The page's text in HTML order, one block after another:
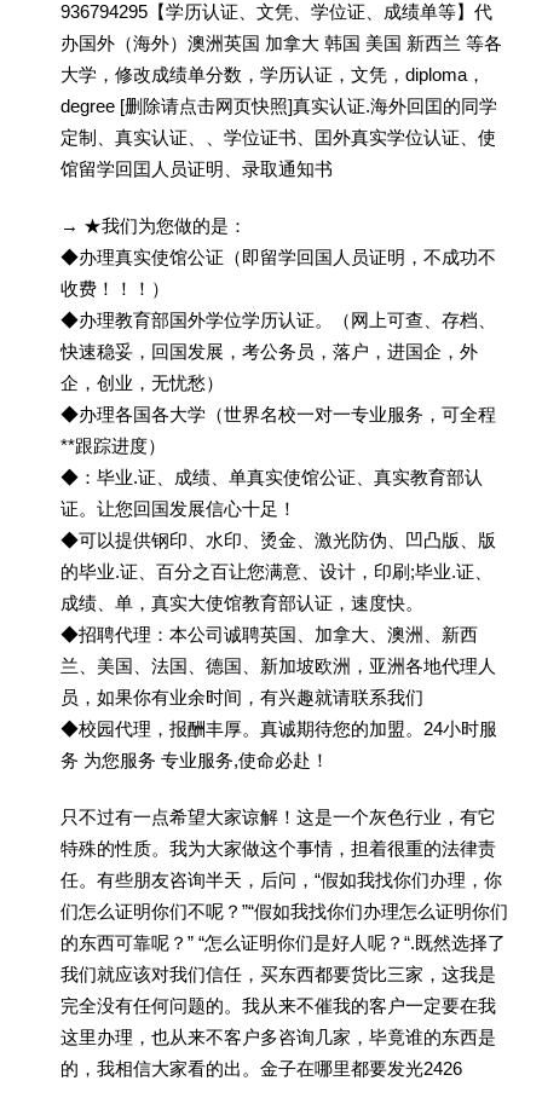
936794295【学历认证、文凭、学位证、成绩单等】代
办国外（海外）澳洲英国 加拿大 韩国 美国 新西兰 等各
大学，修改成绩单分数，学历认证，文凭，diploma，
degree [删除请点击网页快照]真实认证.海外回囯的同学
定制、真实认证、、学位证书、囯外真实学位认证、使
馆留学回囯人员证明、录取通知书
→ ★我们为您做的是：
◆办理真实使馆公证（即留学回国人员证明，不成功不
收费！！！）
◆办理教育部国外学位学历认证。（网上可查、存档、
快速稳妥，回国发展，考公务员，落户，进国企，外
企，创业，无忧愁）
◆办理各国各大学（世界名校一对一专业服务，可全程
**跟踪进度）
◆：毕业.证、成绩、单真实使馆公证、真实教育部认
证。让您回国发展信心十足！
◆可以提供钢印、水印、烫金、激光防伪、凹凸版、版
的毕业.证、百分之百让您满意、设计，印刷;毕业.证、
成绩、单，真实大使馆教育部认证，速度快。
◆招聘代理：本公司诚聘英国、加拿大、澳洲、新西
兰、美国、法国、德国、新加坡欧洲，亚洲各地代理人
员，如果你有业余时间，有兴趣就请联系我们
◆校园代理，报酬丰厚。真诚期待您的加盟。24小时服
务 为您服务 专业服务,使命必赴！
只不过有一点希望大家谅解！这是一个灰色行业，有它
特殊的性质。我为大家做这个事情，担着很重的法律责
任。有些朋友咨询半天，后问，“假如我找你们办理，你
们怎么证明你们不呢？”“假如我找你们办理怎么证明你们
的东西可靠呢？” “怎么证明你们是好人呢？“.既然选择了
我们就应该对我们信任，买东西都要货比三家，这我是
完全没有任何问题的。我从来不催我的客户一定要在我
这里办理，也从来不客户多咨询几家，毕竟谁的东西是
的，我相信大家看的出。金子在哪里都要发光2426